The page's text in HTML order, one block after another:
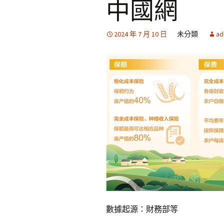
中國網
2024 年 7 月 10 日 未分類
數據起源：財務部等